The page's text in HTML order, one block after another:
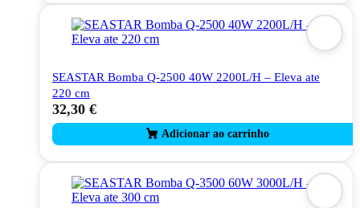
SEASTAR Bomba Q-2500 40W 2200L/H – Eleva ate
220 cm
32,30 €